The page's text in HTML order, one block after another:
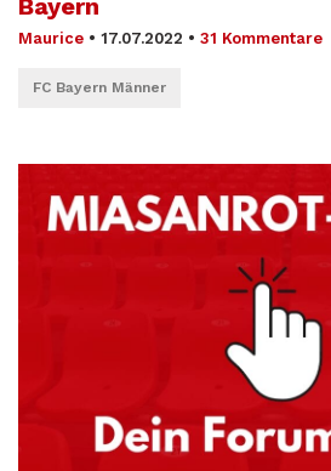
Bayern
Maurice • 17.07.2022 • 31 Kommentare
FC Bayern Männer